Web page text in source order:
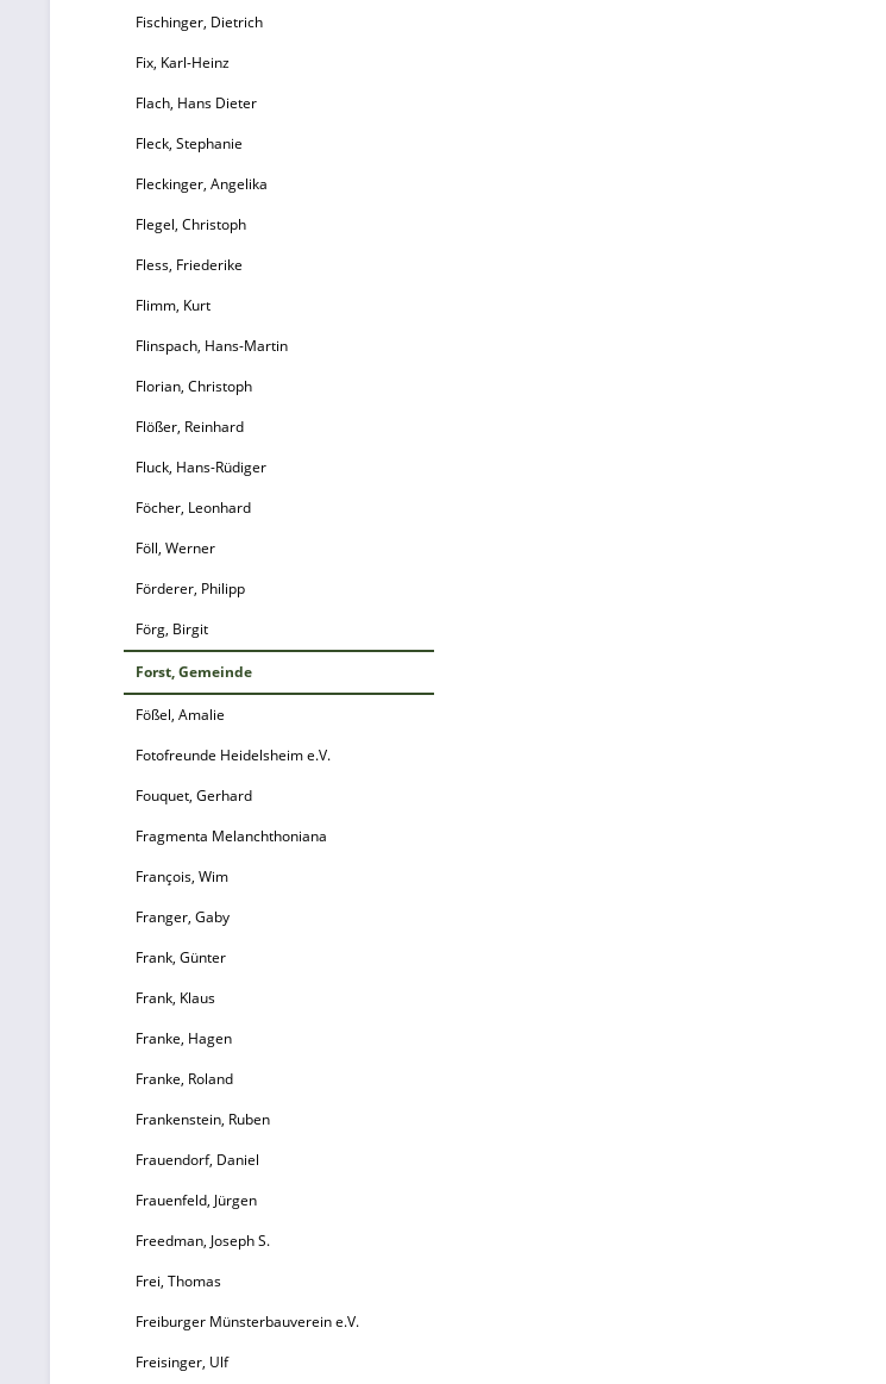
Fischinger, Dietrich
Fix, Karl-Heinz
Flach, Hans Dieter
Fleck, Stephanie
Fleckinger, Angelika
Flegel, Christoph
Fless, Friederike
Flimm, Kurt
Flinspach, Hans-Martin
Florian, Christoph
Flößer, Reinhard
Fluck, Hans-Rüdiger
Föcher, Leonhard
Föll, Werner
Förderer, Philipp
Förg, Birgit
Forst, Gemeinde
Fößel, Amalie
Fotofreunde Heidelsheim e.V.
Fouquet, Gerhard
Fragmenta Melanchthoniana
François, Wim
Franger, Gaby
Frank, Günter
Frank, Klaus
Franke, Hagen
Franke, Roland
Frankenstein, Ruben
Frauendorf, Daniel
Frauenfeld, Jürgen
Freedman, Joseph S.
Frei, Thomas
Freiburger Münsterbauverein e.V.
Freisinger, Ulf